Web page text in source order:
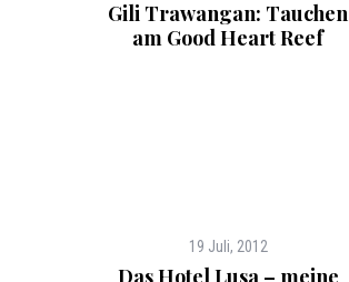
Gili Trawangan: Tauchen
am Good Heart Reef
19 Juli, 2012
Das Hotel Lusa – meine